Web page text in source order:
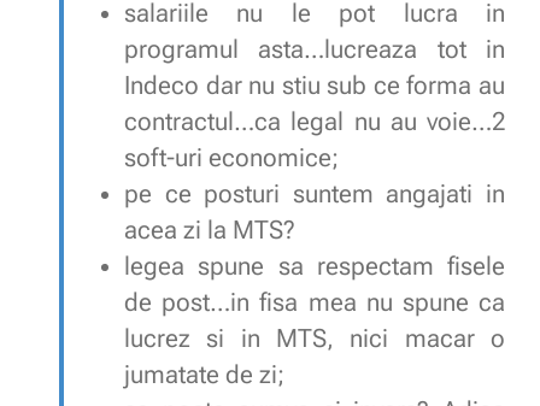
salariile nu le pot lucra in
programul asta…lucreaza tot in
Indeco dar nu stiu sub ce forma au
contractul…ca legal nu au voie…2
soft-uri economice;
pe ce posturi suntem angajati in
acea zi la MTS?
legea spune sa respectam fisele
de post…in fisa mea nu spune ca
lucrez si in MTS, nici macar o
jumatate de zi;